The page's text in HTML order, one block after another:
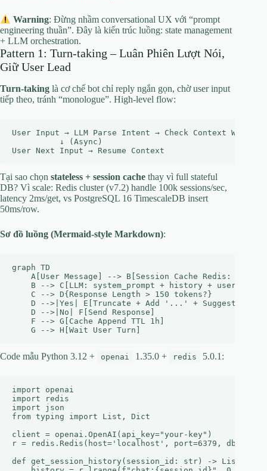
Warning: Đừng nhầm conversational UX với “prompt
engineering thuần”. Đây là kiến trúc luồng: state management
+ LLM orchestration.
Pattern 1: Turn-taking – Luân Phiên Lượt Nói,
Giữ User Lead
Turn-taking là cơ chế bot chỉ reply ngắn gọn, chờ user input
tiếp theo, tránh “monologue”. High-level flow:
User Input → LLM Parse Intent → Check Context
          ↓ (Async)
Tại sao chọn stateless + session cache thay vì full stateful
DB? Vì scale: Redis cluster (v7.2) handle 100k sessions/sec,
latency 2ms/get, vs PostgreSQL 16 TimescaleDB insert
50ms/row.
Sơ đồ luồng (Mermaid-style Markdown):
graph TD
A[User Message] --> B[Session Cache Redis: Get
    B --> C[LLM: system_prompt + history + user_msg]
    C --> D{Response Length > 150 tokens?}
    D -->|Yes| E[Truncate + Add '...' + Suggest Next]
    D -->|No| F[Send Response]
    F --> G[Cache Append TTL 1h]
Code mẫu Python 3.12 + openai 1.35.0 + redis 5.0.1:
import openai
import redis
import json
from typing import List, Dict
client = openai.OpenAI(api_key="your-key")
r = redis.Redis(host='localhost', port=6379, db=0,
def get_session_history(session_id: str) ->